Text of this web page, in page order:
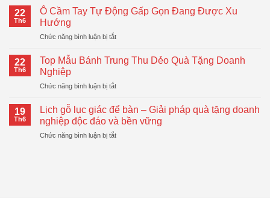
Tặng
Hiện
Thiết
Tay
In
–
Quà
Doanh
Nghiệp
Quả
22
Th6
Ô Cầm Tay Tự Động Gấp Gọn Đang Được Xu
Hướng
Chức năng bình luận bị tắtở
Tay
Động
Gọn
Đang
Xu
22
Th6
Top Mẫu Bánh Trung Thu Dẻo Quà Tặng Doanh
Nghiệp
Chức năng bình luận bị tắtở
Mẫu
Bánh
Trung
Thu
19
Th6
Lịch gỗ lục giác để bàn – Giải pháp quà tặng doanh
nghiệp độc đáo và bền vững
Chức năng bình luận bị tắtở